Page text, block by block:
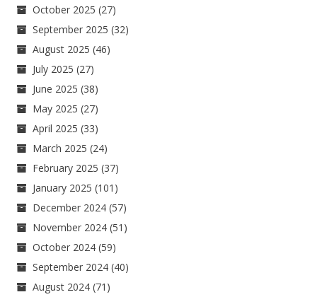
October 2025 (27)
September 2025 (32)
August 2025 (46)
July 2025 (27)
June 2025 (38)
May 2025 (27)
April 2025 (33)
March 2025 (24)
February 2025 (37)
January 2025 (101)
December 2024 (57)
November 2024 (51)
October 2024 (59)
September 2024 (40)
August 2024 (71)